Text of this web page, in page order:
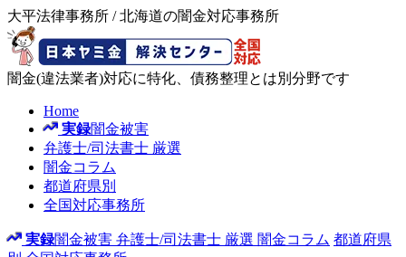
大平法律事務所 / 北海道の闇金対応事務所
闇金(違法業者)対応に特化、債務整理とは別分野です
Home
実録闇金被害
弁護士/司法書士 厳選
闇金コラム
都道府県別
全国対応事務所
実録闇金被害 弁護士/司法書士 厳選 闇金コラム 都道府県